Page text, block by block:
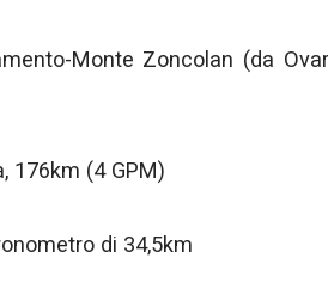
Monte Zoncolan (da
176km (4 GPM)
di 34,5km